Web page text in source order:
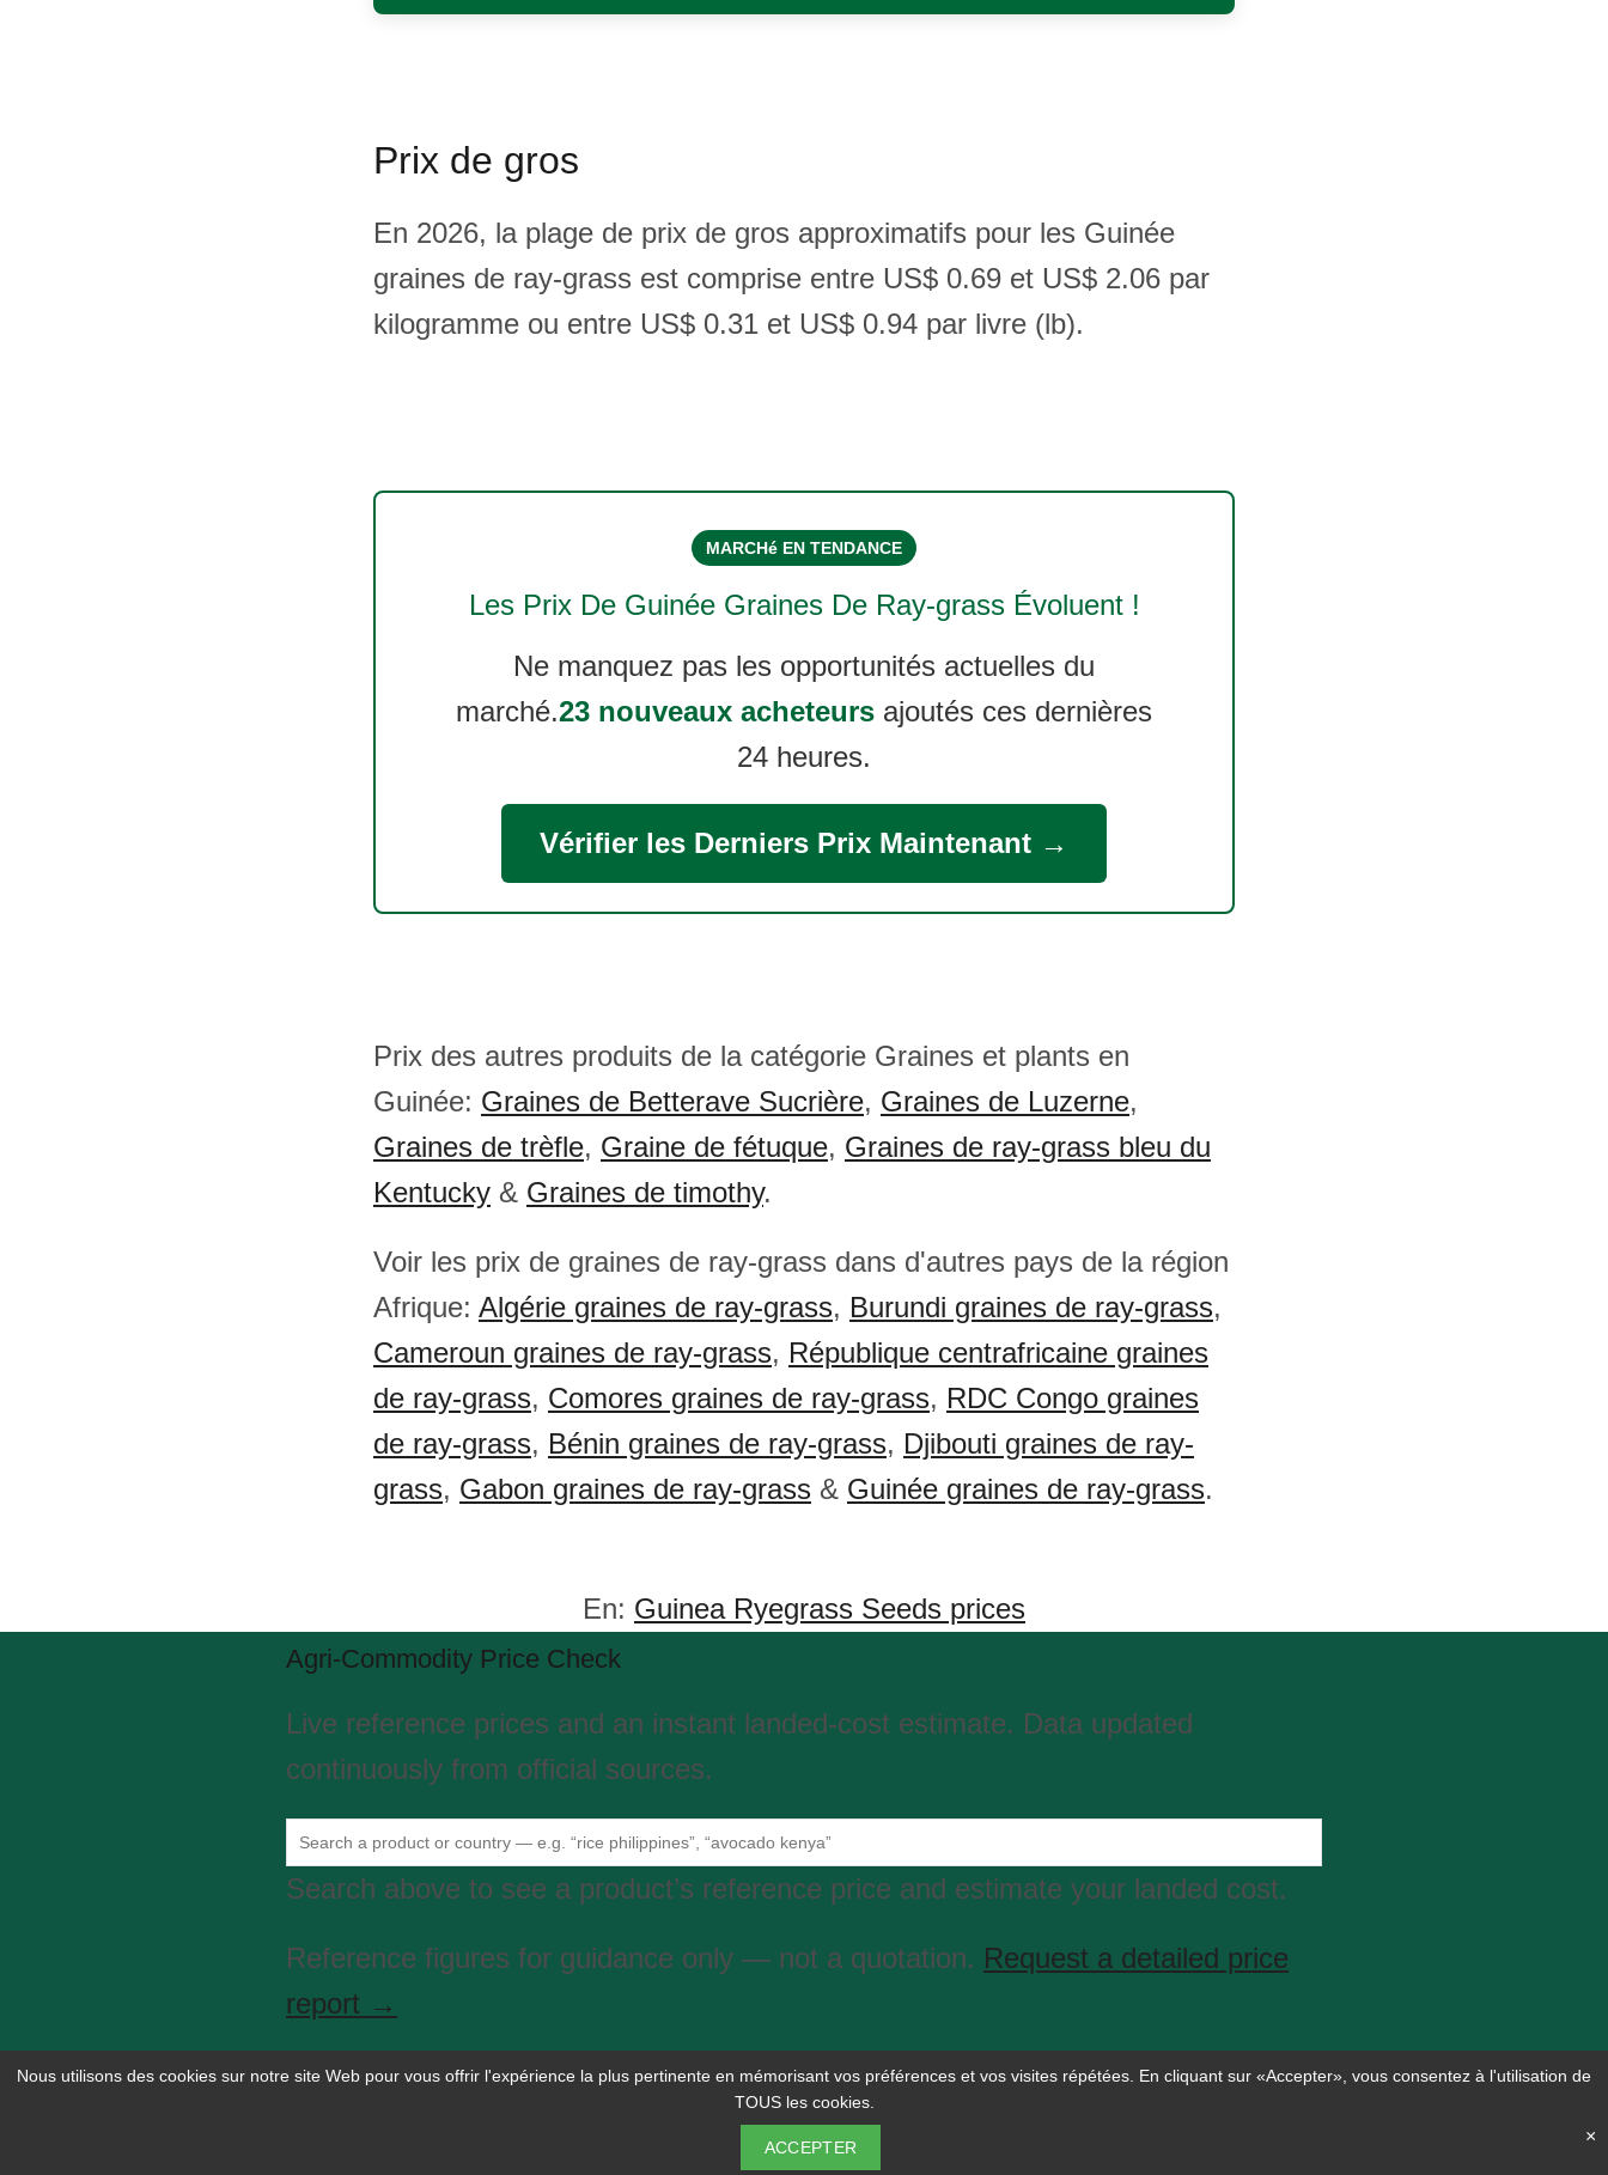
Nous utilisons des cookies sur notre site Web pour vous offrir l'expérience la plus pertinente en mémorisant vos préférences et vos visites répétées. En cliquant sur «Accepter», vous consentez à l'utilisation de
TOUS les cookies.
ACCEPTER
×
Prix de gros
En 2026, la plage de prix de gros approximatifs pour les Guinée
graines de ray-grass est comprise entre US$ 0.69 et US$ 2.06 par
kilogramme ou entre US$ 0.31 et US$ 0.94 par livre (lb).
MARCHé EN TENDANCE
Les Prix De Guinée Graines De Ray-grassÉvoluent !
Ne manquez pas les opportunités actuelles du
marché.23 nouveaux acheteurs ajoutés ces dernières
24 heures.
Vérifier les Derniers Prix Maintenant →
Prix des autres produits de la catégorie Graines et plants en
Guinée: Graines de Betterave Sucrière, Graines de Luzerne,
Graines de trèfle, Graine de fétuque, Graines de ray-grass bleu du
Kentucky & Graines de timothy.
Voir les prix de graines de ray-grass dans d'autres pays de la région
Afrique: Algérie graines de ray-grass, Burundi graines de ray-grass,
Cameroun graines de ray-grass, République centrafricaine graines
de ray-grass, Comores graines de ray-grass, RDC Congo graines
de ray-grass, Bénin graines de ray-grass, Djibouti graines de ray-
grass, Gabon graines de ray-grass & Guinée graines de ray-grass.
En: Guinea Ryegrass Seeds prices
Agri-Commodity Price Check
Live reference prices and an instant landed-cost estimate. Data updated
continuously from official sources.
Search above to see a product’s reference price and estimate your landed cost.
Reference figures for guidance only — not a quotation. Request a detailed price
report →
Politique de Confidentialité